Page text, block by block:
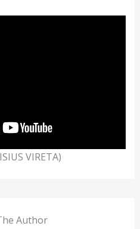
VIRETA)
Author